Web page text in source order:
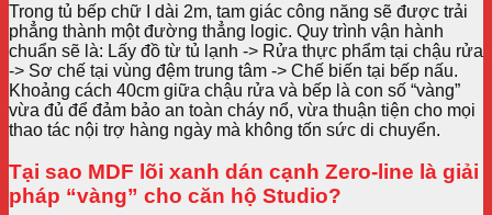
Trong tủ bếp chữ I dài 2m, tam giác công năng sẽ được trải
phẳng thành một đường thẳng logic. Quy trình vận hành
chuẩn sẽ là: Lấy đồ từ tủ lạnh -> Rửa thực phẩm tại chậu rửa
-> Sơ chế tại vùng đệm trung tâm -> Chế biến tại bếp nấu.
Khoảng cách 40cm giữa chậu rửa và bếp là con số “vàng”
vừa đủ để đảm bảo an toàn cháy nổ, vừa thuận tiện cho mọi
thao tác nội trợ hàng ngày mà không tốn sức di chuyển.
Tại sao MDF lõi xanh dán cạnh Zero-line là giải
pháp “vàng” cho căn hộ Studio?